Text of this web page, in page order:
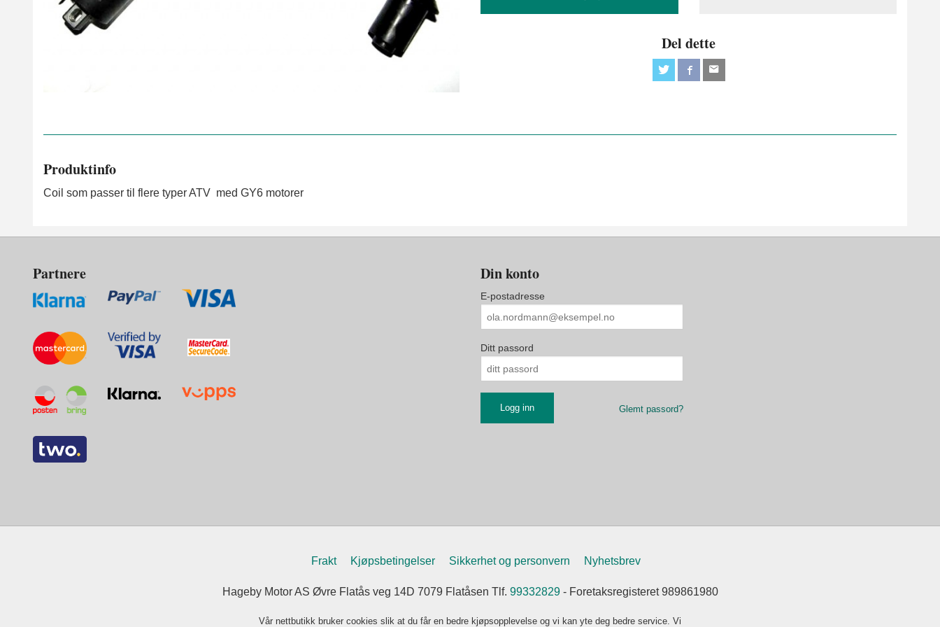
Del dette
Produktinfo
Coil som passer til flere typer ATV med GY6 motorer
Partnere Din konto
E-postadresse
Ditt passord
Glemt passord?
Frakt Kjøpsbetingelser Sikkerhet og personvern Nyhetsbrev
Hageby Motor AS Øvre Flatås veg 14D 7079 Flatåsen Tlf. 99332829- Foretaksregisteret 989861980
Vår nettbutikk bruker cookies slik at du får en bedre kjøpsopplevelse og vi kan yte deg bedre service. Vi